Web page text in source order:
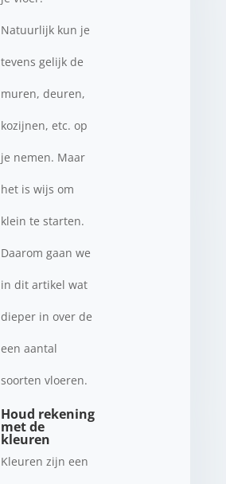
Natuurlijk kun je
tevens gelijk de
muren, deuren,
kozijnen, etc. op
je nemen. Maar
het is wijs om
klein te starten.
Daarom gaan we
in dit artikel wat
dieper in over de
een aantal
soorten vloeren.
Houd rekening
met de
kleuren
Kleuren zijn een